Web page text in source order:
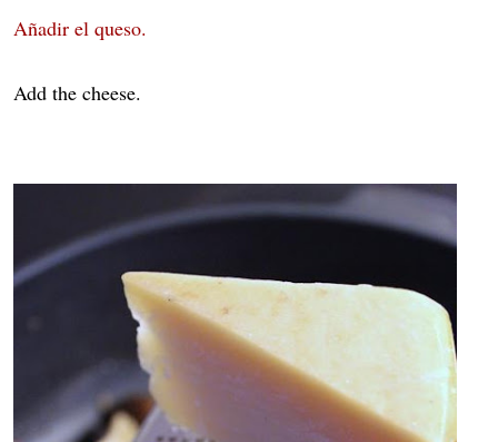
Añadir el queso.
Add the cheese.